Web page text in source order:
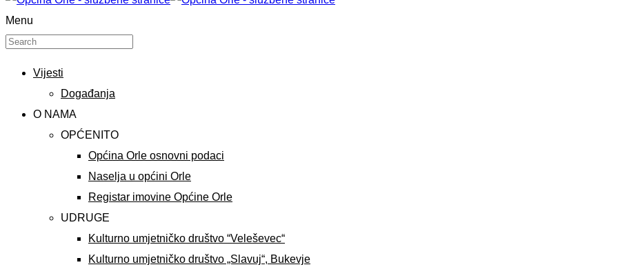
Menu
Vijesti
Događanja
O NAMA
OPĆENITO
Općina Orle osnovni podaci
Naselja u općini Orle
Registar imovine Općine Orle
UDRUGE
Kulturno umjetničko društvo “Veleševec“
Kulturno umjetničko društvo „Slavuj“, Bukevje